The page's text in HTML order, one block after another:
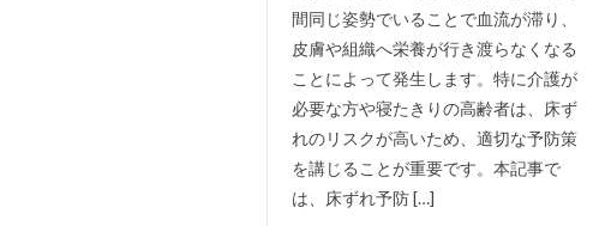
間同じ姿勢でいることで血流が滞り、
皮膚や組織へ栄養が行き渡らなくなる
ことによって発生します。特に介護が
必要な方や寝たきりの高齢者は、床ず
れのリスクが高いため、適切な予防策
を講じることが重要です。本記事で
は、床ずれ予防 […]